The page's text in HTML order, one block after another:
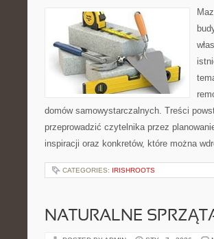
domów samowystarczalnych. Treści
przeprowadzić czytelnika przez
inspiracji oraz konkretów, które można
CATEGORIES: IRISHROOTS
NATURALNE